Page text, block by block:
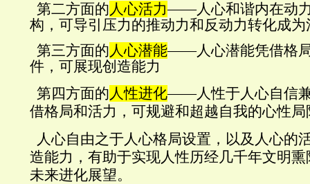
第二方面的人心活力——人心和谐内在动
构，可导引压力的推动力和反动力转化成为
第三方面的人心潜能——人心潜能凭借格
件，可展现创造能力
第四方面的人性进化——人性于人心自信
借格局和活力，可规避和超越自我的心性
人心自由之于人心格局设置，以及人心的
造能力，有助于实现人性历经几千年文明
未来进化展望。